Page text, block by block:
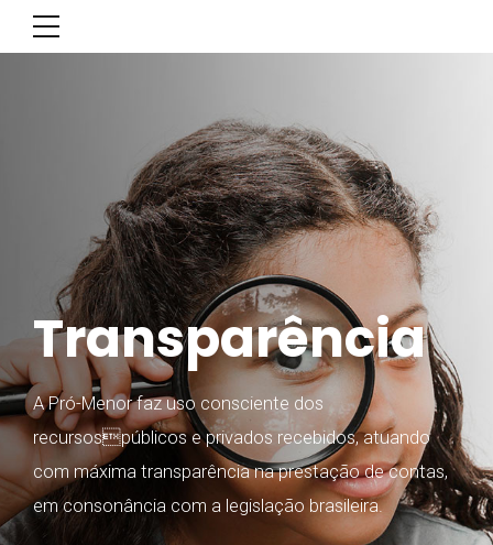
Transparência
A Pró-Menor faz uso consciente dos
recursospúblicos e privados recebidos, atuando
com máxima transparência na prestação de contas,
em consonância com a legislação brasileira.